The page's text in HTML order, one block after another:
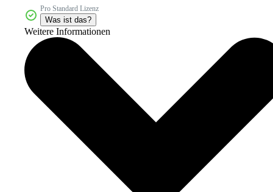
Pro Standard Lizenz
Was ist das?
Weitere Informationen